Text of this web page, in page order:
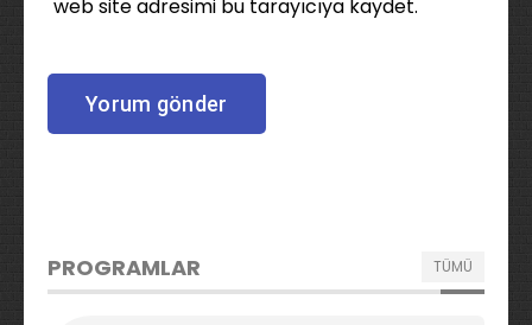
web site adresimi bu tarayıcıya kaydet.
PROGRAMLAR TÜMÜ